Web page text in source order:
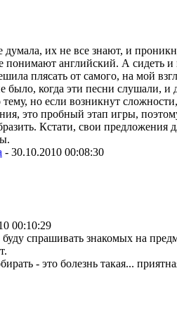
их не все знают, и
понимают английский. А сидеть и
плясать от самого, на мой
было, когда эти песни слушали,
но если возникнут
это пробный этап игры,
Кстати, свои предложения
- 30.10.2010 00:08:30
00:10:29
спрашивать знакомых на
- это болезнь такая...